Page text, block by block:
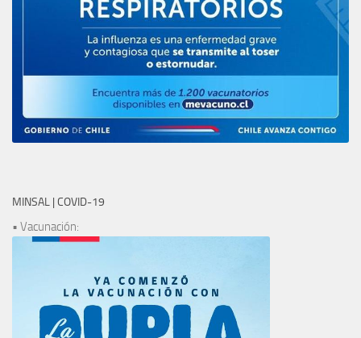
MINSAL | COVID-19
• Vacunación: